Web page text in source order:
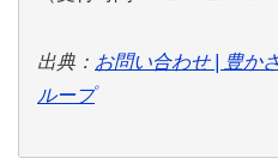
出典： お問い合わせ | 豊か
ループ